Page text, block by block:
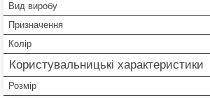
Вид виробу
Призначення
Колір
Користувальницькі характеристики
Розмір